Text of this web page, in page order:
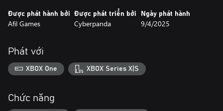
Được phát hành bởi
Afil Games
Được phát triển bởi
Cyberpanda
Ngày phát hành
9/4/2025
Phát với
XBOX One XBOX Series X|S
Chức năng